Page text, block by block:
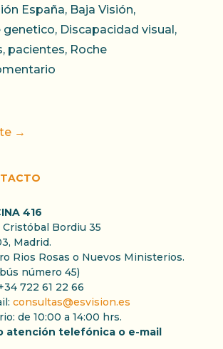
España, Baja Visión,
genetico, Discapacidad visual ,
, pacientes, Roche
→
416
Cristóbal Bordiu 35
Madrid.
Rios Rosas o Nuevos Ministerios.
número 45)
722 61 22 66
consultas@esvision.es
de 10:00 a 14:00 hrs.
atención telefónica o e-mail